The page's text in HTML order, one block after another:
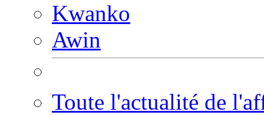
Kwanko
Awin
Toute l'actualité de